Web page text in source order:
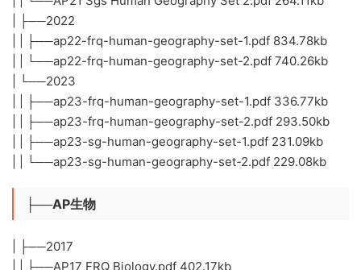
| ├──2022
| | ├──ap22-frq-human-geography-set-1.pdf 834.78kb
| | └──ap22-frq-human-geography-set-2.pdf 740.26kb
| └──2023
| | ├──ap23-frq-human-geography-set-1.pdf 336.77kb
| | ├──ap23-frq-human-geography-set-2.pdf 293.50kb
| | ├──ap23-sg-human-geography-set-1.pdf 231.09kb
| | └──ap23-sg-human-geography-set-2.pdf 229.08kb
├──AP生物
| ├──2017
| | ├──AP17 FRQ Biology.pdf 402.17kb